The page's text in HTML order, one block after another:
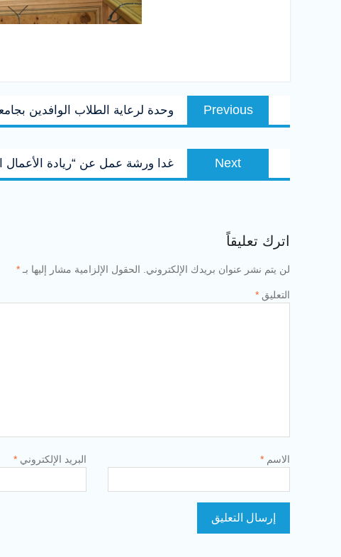
تصفّح
المقالاتPrevious
Previous
post:
وحدة لرعاية الطلاب الوافدين
Next
Next
post:
غدا ورشة عمل عن “ريادة الأعمال
اترك تعليقاً
لن يتم نشر عنوان بريدك الإلكتروني. الحقول الإلزامية مشار إليها بـ *
التعليق *
الاسم * البريد الإلكتروني *